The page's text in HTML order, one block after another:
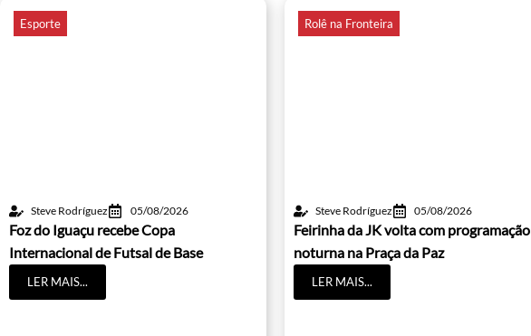
Esporte
Steve Rodríguez 05/08/2026
Foz do Iguaçu recebe Copa
Internacional de Futsal de Base
LER MAIS...
Rolê na Fronteira
Steve Rodríguez 05/08/2026
Feirinha da JK volta com programação
noturna na Praça da Paz
LER MAIS...